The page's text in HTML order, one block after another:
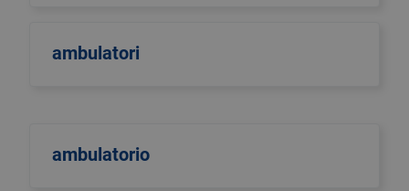
ambulatori
ambulatorio